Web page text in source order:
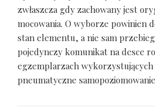
zwłaszcza gdy zachowany jest
mocowania. O wyborze powinien
stan elementu, a nie sam
pojedynczy komunikat na desce
egzemplarzach wykorzystujących
pneumatyczne